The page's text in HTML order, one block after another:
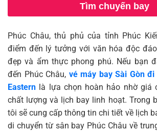
Tìm chuyến bay
Phúc Châu, thủ phủ của tỉnh Phúc
điểm đến lý tưởng với văn hóa độc
đẹp và ẩm thực phong phú. Nếu bạn
đến Phúc Châu, vé máy bay Sài Gòn đi
Eastern là lựa chọn hoàn hảo nhờ giá
chất lượng và lịch bay linh hoạt. Trong
tôi sẽ cung cấp thông tin chi tiết về lịch
di chuyển từ sân bay Phúc Châu về